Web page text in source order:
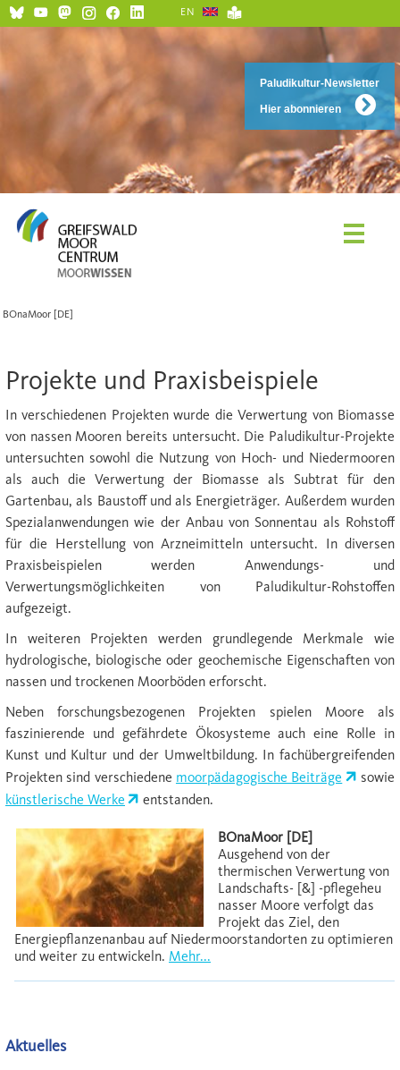
Paludikultur-Newsletter
Hier abonnieren
EN
BOnaMoor [DE]
Projekte und Praxisbeispiele
In verschiedenen Projekten wurde die Verwertung von Biomasse
von nassen Mooren bereits untersucht. Die Paludikultur-Projekte
untersuchten sowohl die Nutzung von Hoch- und Niedermooren
als auch die Verwertung der Biomasse als Subtrat für den
Gartenbau, als Baustoff und als Energieträger. Außerdem wurden
Spezialanwendungen wie der Anbau von Sonnentau als Rohstoff
für die Herstellung von Arzneimitteln untersucht. In diversen
Praxisbeispielen werden Anwendungs- und
Verwertungsmöglichkeiten von Paludikultur-Rohstoffen
aufgezeigt.
In weiteren Projekten werden grundlegende Merkmale wie
hydrologische, biologische oder geochemische Eigenschaften von
nassen und trockenen Moorböden erforscht.
Neben forschungsbezogenen Projekten spielen Moore als
faszinierende und gefährdete Ökosysteme auch eine Rolle in
Kunst und Kultur und der Umweltbildung. In fachübergreifenden
Projekten sind verschiedene moorpädagogische Beiträge
sowie
künstlerische Werke
entstanden.
BOnaMoor [DE]
Ausgehend von der
thermischen Verwertung von
Landschafts- [&] -pflegeheu
nasser Moore verfolgt das
Projekt das Ziel, den
Energiepflanzenanbau auf Niedermoorstandorten zu optimieren
und weiter zu entwickeln. Mehr...
Aktuelles